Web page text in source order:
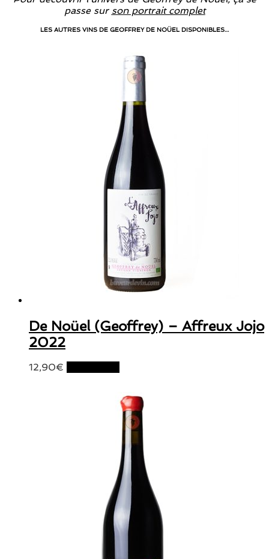
passe sur son portrait complet
LES AUTRES VINS DE GEOFFREY DE NOÜEL DISPONIBLES…
De Noüel (Geoffrey) – Affreux Jojo
2022
12,90€